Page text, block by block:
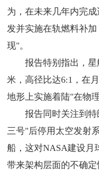
为，在未来几年内完
发并实施在轨燃料补
现"。
报告特别指出，
米，高径比达6:1，在
地形上实施着陆"在物
报告同时关注到
三号"后停用太空发射
船，这对NASA建设月
带来架构层面的不确